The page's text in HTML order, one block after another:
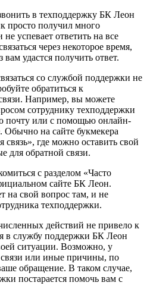
в техподдержку БК Леон
просто получил много
успевает ответить на все
через некоторое время,
удастся получить ответ.
со службой поддержки не
обратиться к
Например, вы можете
сотруднику техподдержки
почту или с помощью онлайн-
Обычно на сайте букмекера
где можно оставить свой
для обратной связи.
с разделом «Часто
сайте БК Леон.
на свой вопрос там, и не
техподдержки.
действий не привело к
в службу поддержки БК Леон
ситуации. Возможно, у
или иные причины, по
обращение. В таком случае,
постарается помочь вам с